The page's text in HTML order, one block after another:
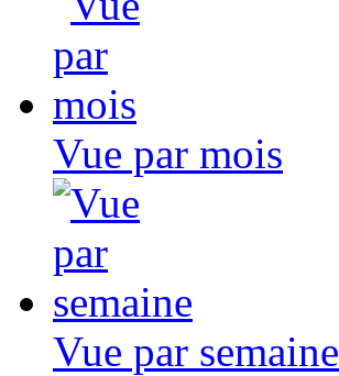
Vue par mois
Vue par semaine